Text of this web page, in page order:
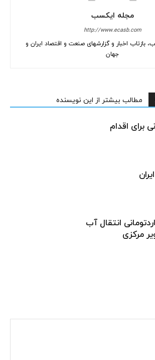
مجله ایکسب
http://www.ecasb.com
بازتاب اخبار و گزارشهای صنعت و اقتصاد ایران و
جهان
مطالب بیشتر از این نویسنده
برای اقدام
انتقال آب
مرکزی